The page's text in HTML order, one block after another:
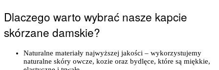
Dlaczego warto wybrać nasze kapcie
skórzane damskie?
Naturalne materiały najwyższej jakości – wykorzystujemy
naturalne skóry owcze, kozie oraz bydlęce, które są miękkie,